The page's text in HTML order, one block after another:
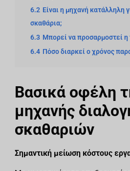
6.2 Είναι η μηχανή κατάλληλη
σκαθάρια;
6.3 Μπορεί να προσαρμοστεί η
6.4 Πόσο διαρκεί ο χρόνος
Βασικά οφέλη
μηχανής
σκαθαριών
Σημαντική μείωση κόστους